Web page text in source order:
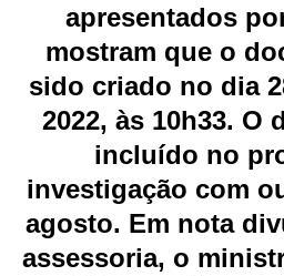
apresentados
mostram que o
sido criado no dia
2022, às 10h33. O
incluído no
investigação com
agosto. Em nota
assessoria, o